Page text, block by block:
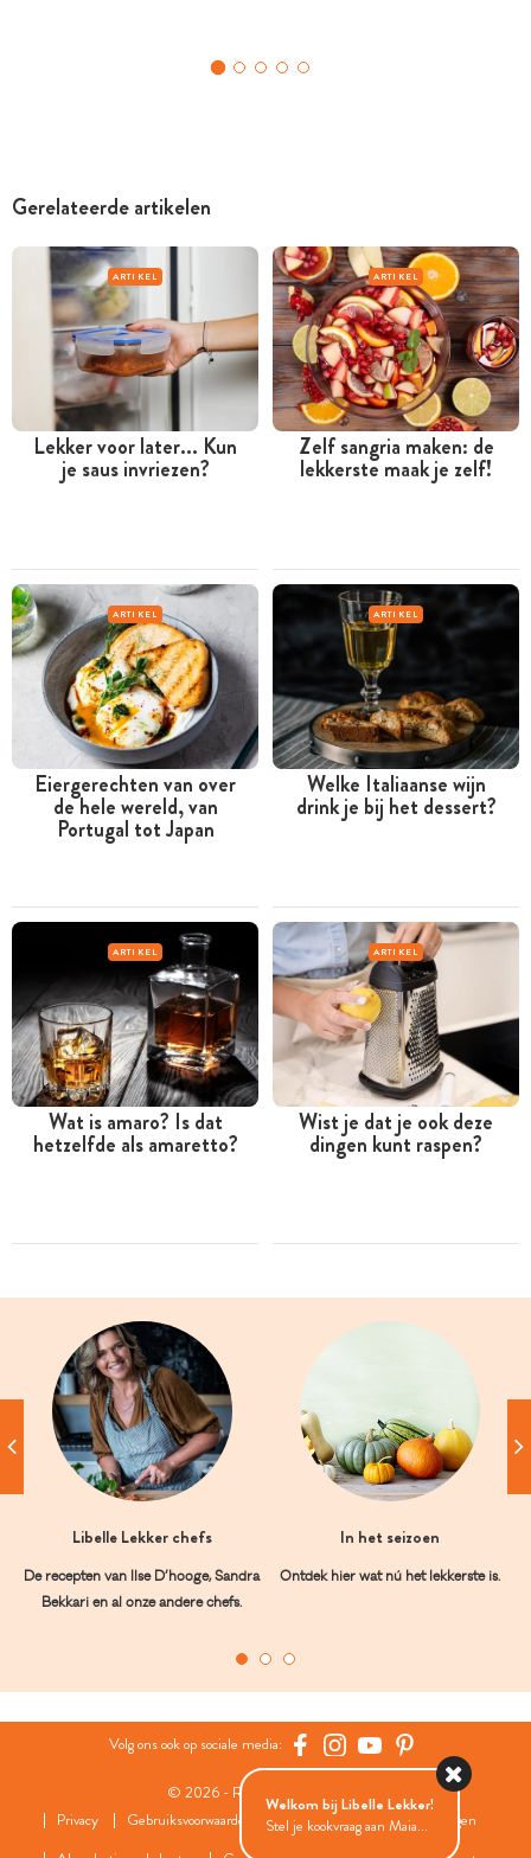
Gerelateerde artikelen
ARTIKEL
Lekker voor later... Kun
je saus invriezen?
ARTIKEL
Zelf sangria maken: de
lekkerste maak je zelf!
ARTIKEL
Eiergerechten van over
de hele wereld, van
Portugal tot Japan
ARTIKEL
Welke Italiaanse wijn
drink je bij het dessert?
ARTIKEL
Wat is amaro? Is dat
hetzelfde als amaretto?
ARTIKEL
Wist je dat je ook deze
dingen kunt raspen?
Libelle Lekker chefs
De recepten van Ilse D’hooge, Sandra
Bekkari en al onze andere chefs.
In het seizoen
Ontdek hier wat nú het lekkerste is.
Volg ons ook op sociale media:
© 2026 - Roularta Media Group
Privacy
Gebruiksvoorwaarden Cookies
Cookies instellingen
Welkom bij Libelle Lekker!
Stel je kookvraag aan Maia...